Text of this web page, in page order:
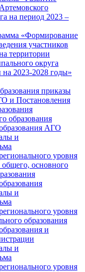
на период 2023 –
«Формирование
участников
территории
округа
на 2023-2028 годы»
приказы
и Постановления
образования
АГО
и
уровня
общего, основного
и
уровня
образования
и
и
уровня